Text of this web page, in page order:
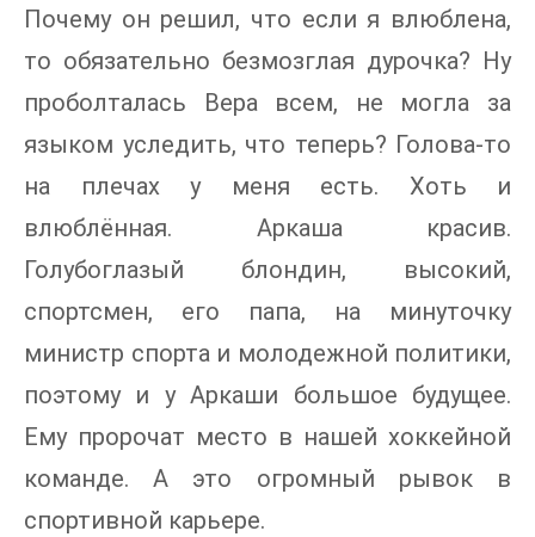
Почему он решил, что если я влюблена,
то обязательно безмозглая дурочка? Ну
проболталась Вера всем, не могла за
языком уследить, что теперь? Голова-то
на плечах у меня есть. Хоть и
влюблённая. Аркаша красив.
Голубоглазый блондин, высокий,
спортсмен, его папа, на минуточку
министр спорта и молодежной политики,
поэтому и у Аркаши большое будущее.
Ему пророчат место в нашей хоккейной
команде. А это огромный рывок в
спортивной карьере.